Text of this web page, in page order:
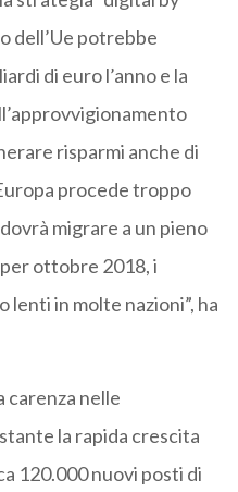
dell’Ue potrebbe
di euro l’anno e la
risparmi anche di
procede troppo
migrare a un pieno
ottobre 2018, i
in molte nazioni”, ha
carenza nelle
la rapida crescita
120.000 nuovi posti di